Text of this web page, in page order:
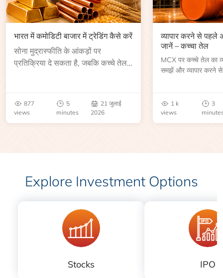
भारत में कमोडिटी बाजार में ट्रेडिंग कैसे करें
सोना मुद्रास्फीति के आंकड़ों पर
प्रतिक्रिया दे सकता है, जबकि कच्चे तेल
877
views
5
minutes
21 जुलाई
2026
व्यापार करने से पहले
जानें – कच्चा तेल
MCX पर कच्चे तेल का
समझें और व्यापार करने
जानें।1 k
views
3
Explore Investment Options
Stocks IPO